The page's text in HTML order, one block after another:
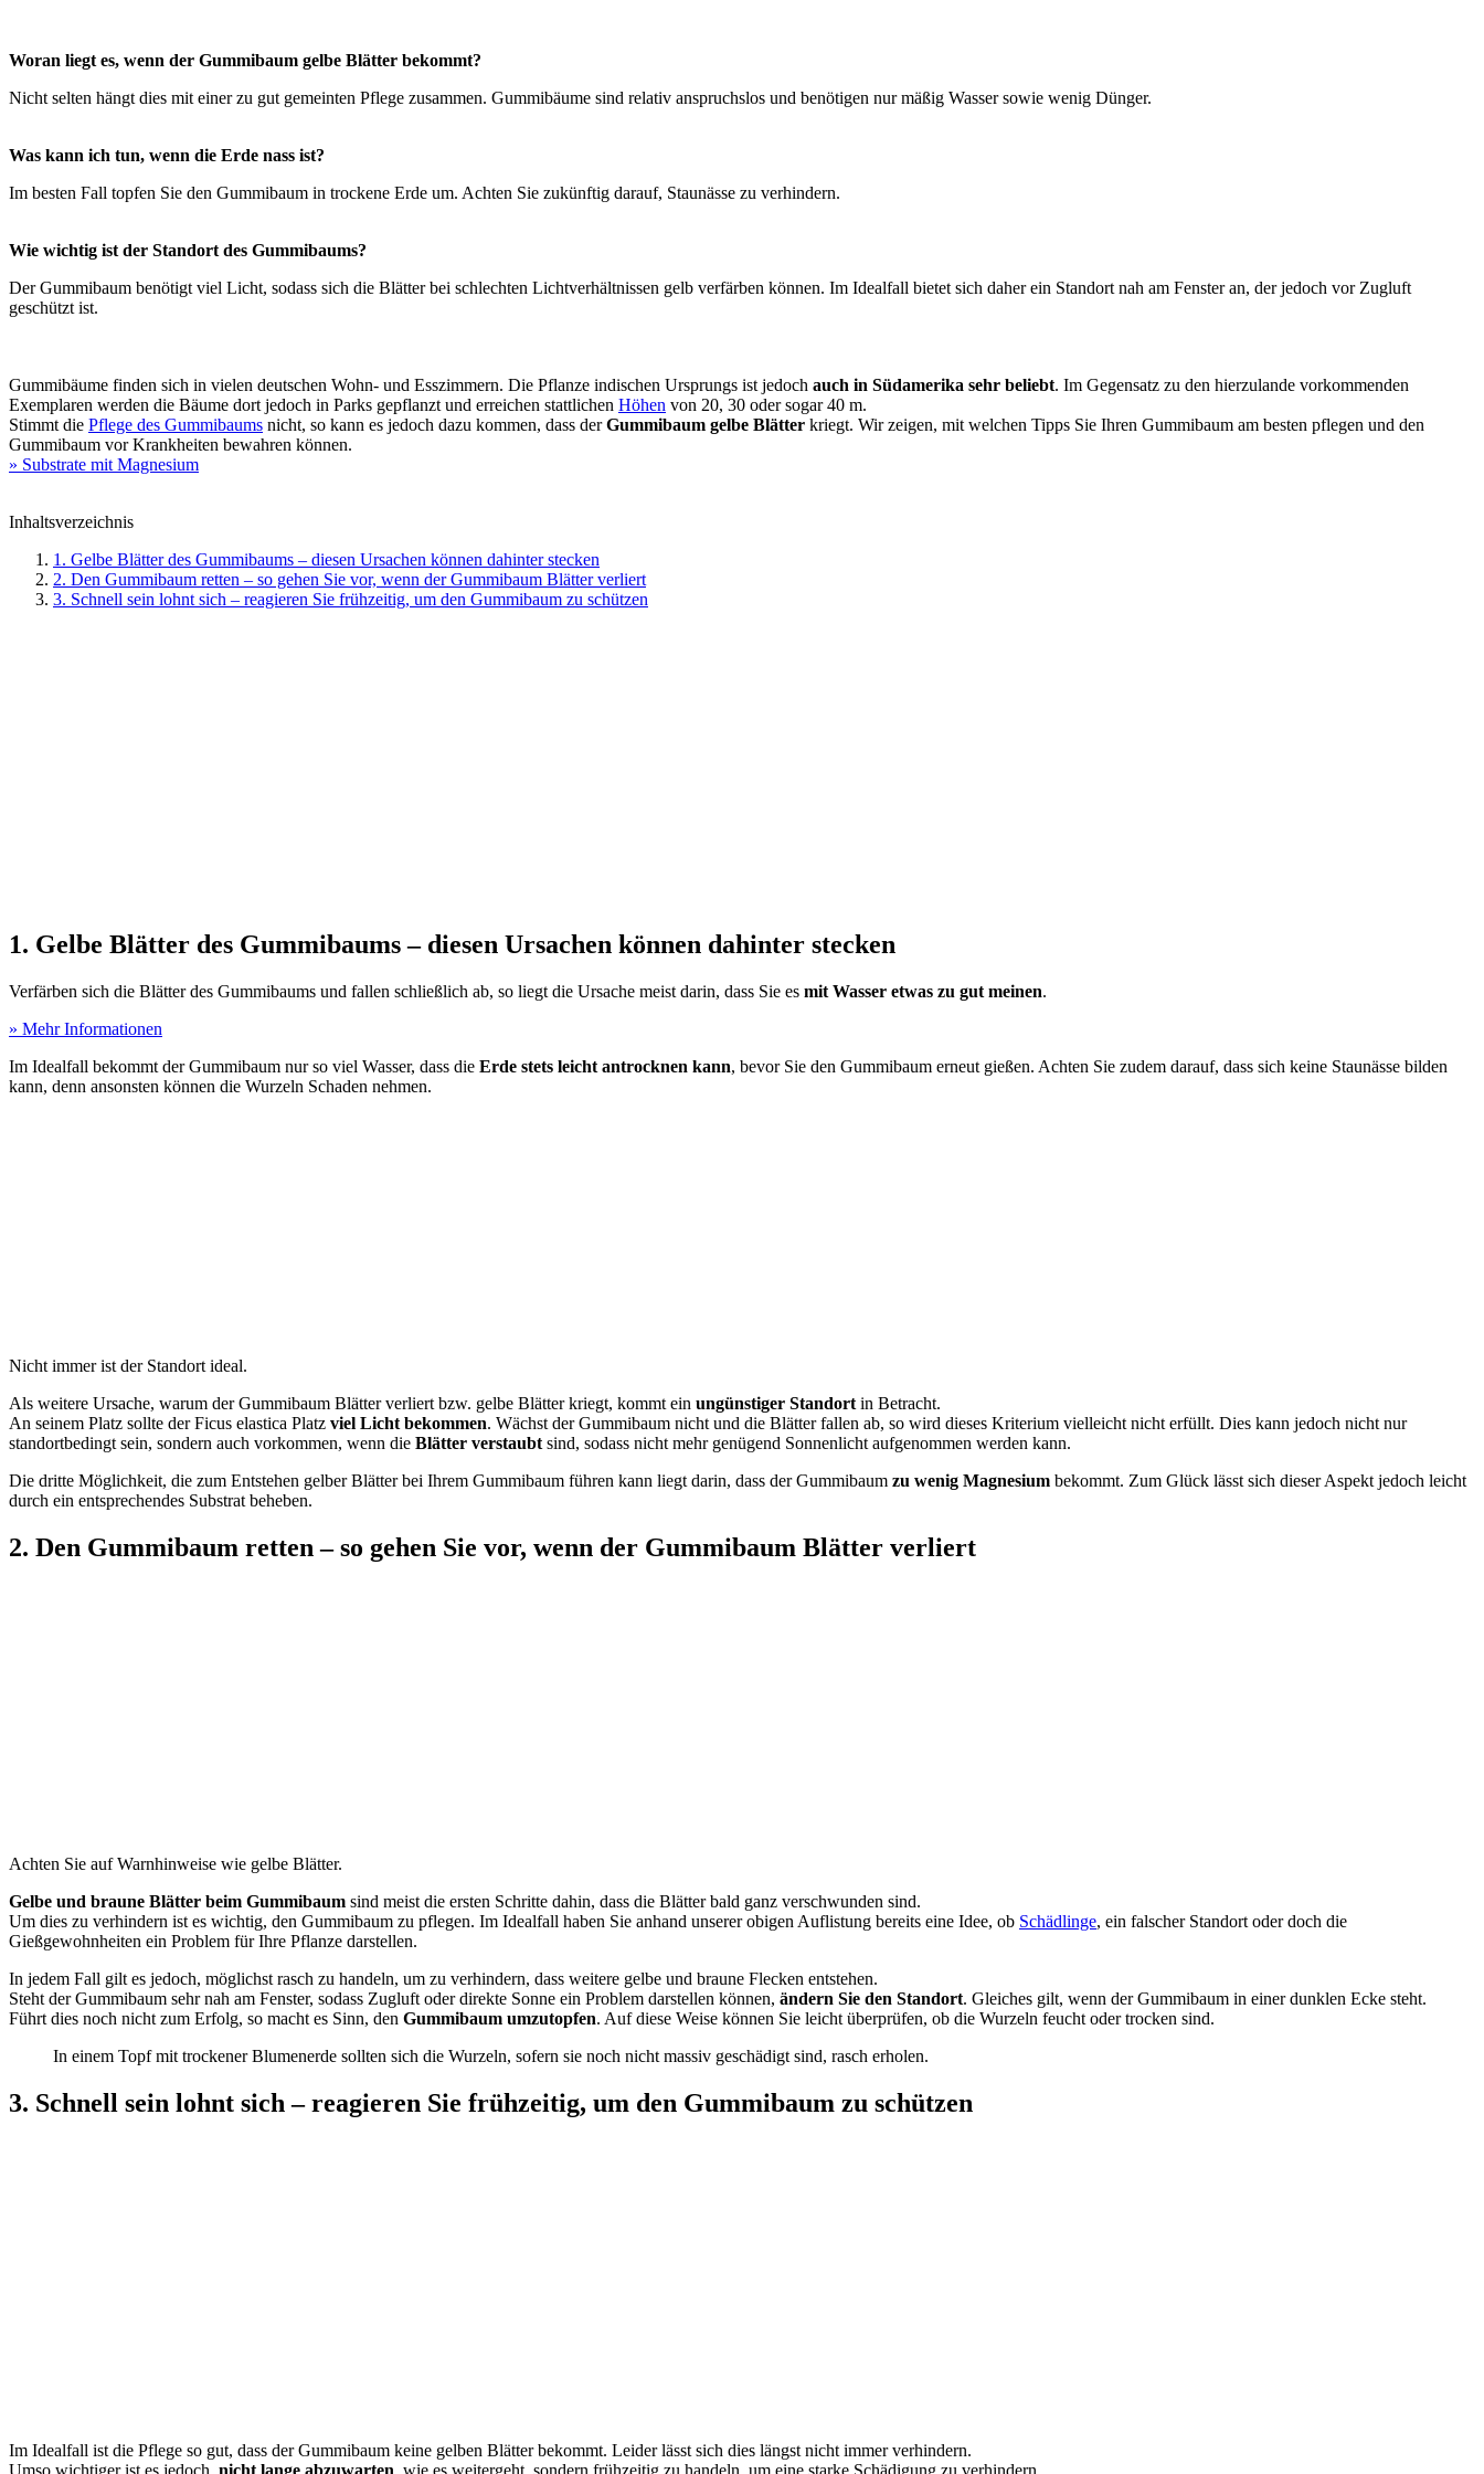
Woran liegt es, wenn der Gummibaum gelbe Blätter bekommt?
Nicht selten hängt dies mit einer zu gut gemeinten Pflege zusammen. Gummibäume sind relativ anspruchslos und benötigen nur mäßig Wasser sowie wenig Dünger.
Was kann ich tun, wenn die Erde nass ist?
Im besten Fall topfen Sie den Gummibaum in trockene Erde um. Achten Sie zukünftig darauf, Staunässe zu verhindern.
Wie wichtig ist der Standort des Gummibaums?
Der Gummibaum benötigt viel Licht, sodass sich die Blätter bei schlechten Lichtverhältnissen gelb verfärben können. Im Idealfall bietet sich daher ein Standort nah am Fenster an, der jedoch vor Zugluft
geschützt ist.
Gummibäume finden sich in vielen deutschen Wohn- und Esszimmern. Die Pflanze indischen Ursprungs ist jedoch auch in Südamerika sehr beliebt. Im Gegensatz zu den hierzulande vorkommenden
Exemplaren werden die Bäume dort jedoch in Parks gepflanzt und erreichen stattlichen Höhen von 20, 30 oder sogar 40 m.
Stimmt die Pflege des Gummibaums nicht, so kann es jedoch dazu kommen, dass derGummibaum gelbe Blätter kriegt. Wir zeigen, mit welchen Tipps Sie Ihren Gummibaum am besten pflegen und den
Gummibaum vor Krankheiten bewahren können.
» Substrate mit Magnesium
Inhaltsverzeichnis
1. Gelbe Blätter des Gummibaums – diesen Ursachen können dahinter stecken
2. Den Gummibaum retten – so gehen Sie vor, wenn der Gummibaum Blätter verliert
3. Schnell sein lohnt sich – reagieren Sie frühzeitig, um den Gummibaum zu schützen
1. Gelbe Blätter des Gummibaums – diesen Ursachen können dahinter stecken
Verfärben sich die Blätter des Gummibaums und fallen schließlich ab, so liegt die Ursache meist darin, dass Sie es mit Wasser etwas zu gut meinen.
» Mehr Informationen
Im Idealfall bekommt der Gummibaum nur so viel Wasser, dass die Erde stets leicht antrocknen kann, bevor Sie den Gummibaum erneut gießen. Achten Sie zudem darauf, dass sich keine Staunässe bilden
kann, denn ansonsten können die Wurzeln Schaden nehmen.
Nicht immer ist der Standort ideal.
Als weitere Ursache, warum der Gummibaum Blätter verliert bzw. gelbe Blätter kriegt, kommt ein ungünstiger Standort in Betracht.
An seinem Platz sollte der Ficus elastica Platz viel Licht bekommen. Wächst der Gummibaum nicht und die Blätter fallen ab, so wird dieses Kriterium vielleicht nicht erfüllt. Dies kann jedoch nicht nur
standortbedingt sein, sondern auch vorkommen, wenn die Blätter verstaubt sind, sodass nicht mehr genügend Sonnenlicht aufgenommen werden kann.
Die dritte Möglichkeit, die zum Entstehen gelber Blätter bei Ihrem Gummibaum führen kann liegt darin, dass der Gummibaum zu wenig Magnesium bekommt. Zum Glück lässt sich dieser Aspekt jedoch leicht
durch ein entsprechendes Substrat beheben.
2. Den Gummibaum retten – so gehen Sie vor, wenn der Gummibaum Blätter verliert
Achten Sie auf Warnhinweise wie gelbe Blätter.
Gelbe und braune Blätter beim Gummibaum sind meist die ersten Schritte dahin, dass die Blätter bald ganz verschwunden sind.
Um dies zu verhindern ist es wichtig, den Gummibaum zu pflegen. Im Idealfall haben Sie anhand unserer obigen Auflistung bereits eine Idee, ob Schädlinge, ein falscher Standort oder doch die
Gießgewohnheiten ein Problem für Ihre Pflanze darstellen.
In jedem Fall gilt es jedoch, möglichst rasch zu handeln, um zu verhindern, dass weitere gelbe und braune Flecken entstehen.
Steht der Gummibaum sehr nah am Fenster, sodass Zugluft oder direkte Sonne ein Problem darstellen können, ändern Sie den Standort. Gleiches gilt, wenn der Gummibaum in einer dunklen Ecke steht.
Führt dies noch nicht zum Erfolg, so macht es Sinn, den Gummibaum umzutopfen. Auf diese Weise können Sie leicht überprüfen, ob die Wurzeln feucht oder trocken sind.
In einem Topf mit trockener Blumenerde sollten sich die Wurzeln, sofern sie noch nicht massiv geschädigt sind, rasch erholen.
3. Schnell sein lohnt sich – reagieren Sie frühzeitig, um den Gummibaum zu schützen
Im Idealfall ist die Pflege so gut, dass der Gummibaum keine gelben Blätter bekommt. Leider lässt sich dies längst nicht immer verhindern.